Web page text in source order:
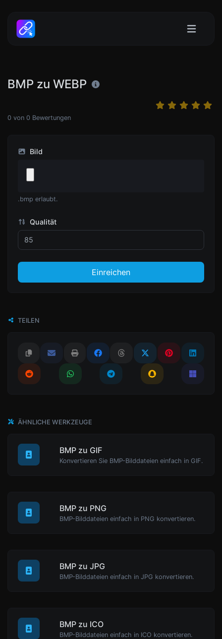
BMP zu WEBP
0 von 0 Bewertungen
Bild
.bmp erlaubt.
Qualität
Einreichen
TEILEN
ÄHNLICHE WERKZEUGE
BMP zu GIF
Konvertieren Sie BMP-Bilddateien einfach in GIF.
BMP zu PNG
BMP-Bilddateien einfach in PNG konvertieren.
BMP zu JPG
BMP-Bilddateien einfach in JPG konvertieren.
BMP zu ICO
BMP-Bilddateien einfach in ICO konvertieren.